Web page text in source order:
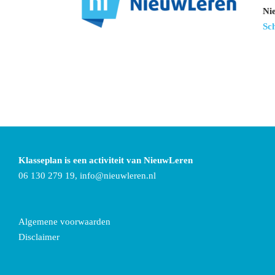
Klasseplan is een activiteit van NieuwLeren
06 130 279 19, info@nieuwleren.nl
Algemene voorwaarden
Disclaimer